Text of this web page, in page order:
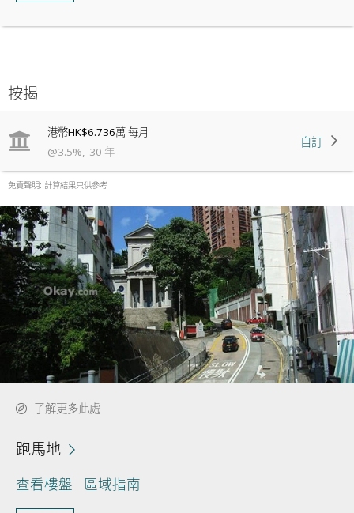
按揭
港幣HK$6.736萬每月
@3.5%, 30 年
自訂
免責聲明: 計算結果只供參考
了解更多此處
跑馬地
查看樓盤 區域指南